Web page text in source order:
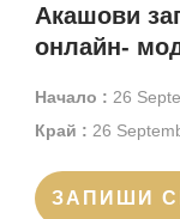
Акашови
онлайн-
Начало : 26
Край : 26
ЗАПИШИ